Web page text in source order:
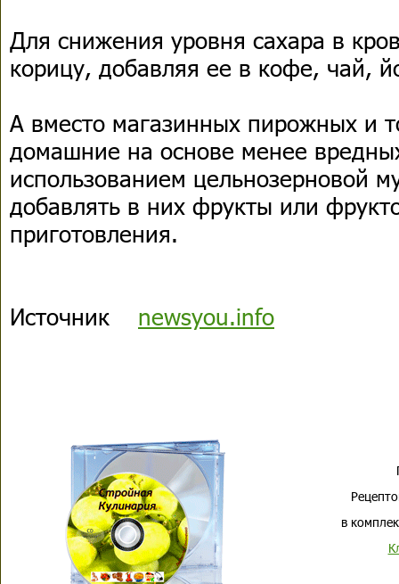
Для снижения уровня сахара в
корицу, добавляя ее в кофе, чай,
А вместо магазинных пирожных и
домашние на основе менее
использованием цельнозерновой
добавлять в них фрукты или
приготовления.
Источник newsyou.info
в